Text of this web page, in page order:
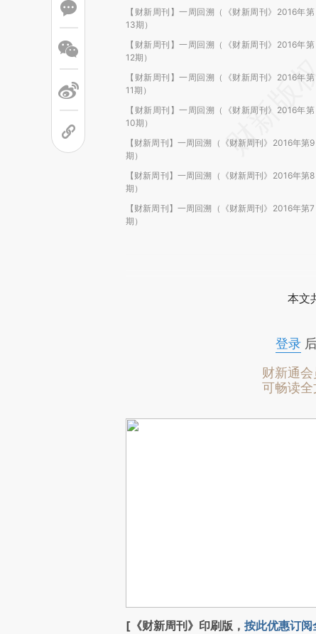
【财新周刊】一周回溯（《财新周刊》2016年第
13期）
【财新周刊】一周回溯（《财新周刊》2016年第
12期）
【财新周刊】一周回溯（《财新周刊》2016年第
11期）
【财新周刊】一周回溯（《财新周刊》2016年第
10期）
【财新周刊】一周回溯（《财新周刊》2016年第9
期）
【财新周刊】一周回溯（《财新周刊》2016年第8
期）
【财新周刊】一周回溯（《财新周刊》2016年第7
期）
本文
登录
财新通会
可畅读全
[《财新周刊》印刷版， 按此优惠订阅